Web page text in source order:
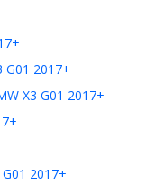
G01 2017+
X3 G01 2017+
2017+